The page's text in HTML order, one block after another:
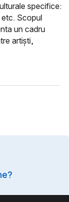
specifice:
Scopul
un cadru
artiști,